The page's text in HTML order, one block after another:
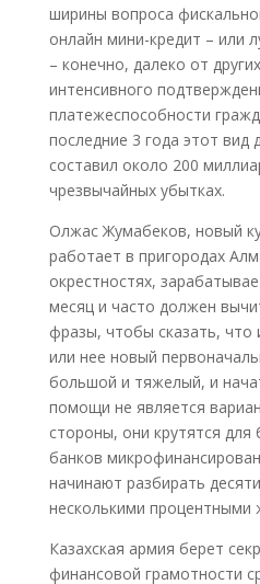
ширины вопроса
онлайн мини-кредит – или
– конечно, далеко от
интенсивного
платежеспособности
последние 3 года этот вид
составил около 200
чрезвычайных убытках.
Олжас Жумабеков, новый
работает в пригородах
окрестностях,
месяц и часто должен
фразы, чтобы сказать, что
или нее новый
большой и тяжелый, и
помощи не является
стороны, они крутятся
банков
начинают разбирать
несколькими процентными
Казахская армия берет
финансовой грамотности